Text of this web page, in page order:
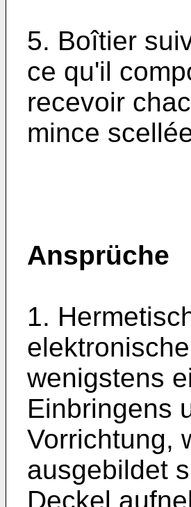
5. Boîtier
ce qu'il
recevoir
mince
Ansprüche
1.
wenigstens
Einbringens
Vorrichtung,
ausgebildet
Deckel